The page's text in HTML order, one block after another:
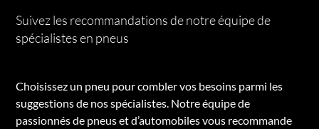
Suivez les recommandations de notre équipe de
spécialistes en pneus
Choisissez un pneu pour combler vos besoins parmi les
suggestions de nos spécialistes. Notre équipe de
passionnés de pneus et d’automobiles vous recommande